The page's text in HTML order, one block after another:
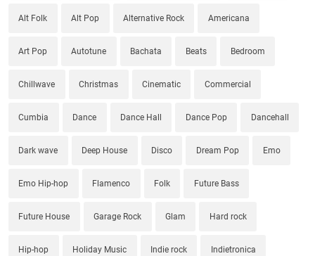
Alt Folk Alt Pop Alternative Rock Americana
Art Pop Autotune Bachata Beats Bedroom
Chillwave Christmas Cinematic Commercial
Cumbia Dance Dance Hall Dance Pop Dancehall
Dark wave Deep House Disco Dream Pop Emo
Emo Hip-hop Flamenco Folk Future Bass
Future House Garage Rock Glam Hard rock
Hip-hop Holiday Music Indie rock Indietronica